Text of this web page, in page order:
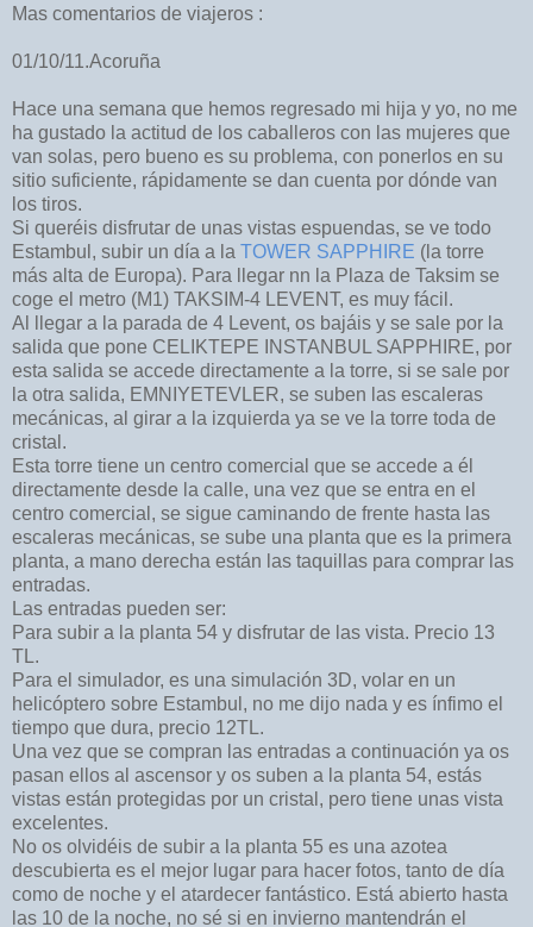
Mas comentarios de viajeros :
01/10/11.Acoruña
Hace una semana que hemos regresado mi hija y yo, no me
ha gustado la actitud de los caballeros con las mujeres que
van solas, pero bueno es su problema, con ponerlos en su
sitio suficiente, rápidamente se dan cuenta por dónde van
los tiros.
Si queréis disfrutar de unas vistas espuendas, se ve todo
Estambul, subir un día a la TOWER SAPPHIRE (la torre
más alta de Europa). Para llegar nn la Plaza de Taksim se
coge el metro (M1) TAKSIM-4 LEVENT, es muy fácil.
Al llegar a la parada de 4 Levent, os bajáis y se sale por la
salida que pone CELIKTEPE INSTANBUL SAPPHIRE, por
esta salida se accede directamente a la torre, si se sale por
la otra salida, EMNIYETEVLER, se suben las escaleras
mecánicas, al girar a la izquierda ya se ve la torre toda de
cristal.
Esta torre tiene un centro comercial que se accede a él
directamente desde la calle, una vez que se entra en el
centro comercial, se sigue caminando de frente hasta las
escaleras mecánicas, se sube una planta que es la primera
planta, a mano derecha están las taquillas para comprar las
entradas.
Las entradas pueden ser:
Para subir a la planta 54 y disfrutar de las vista. Precio 13
TL.
Para el simulador, es una simulación 3D, volar en un
helicóptero sobre Estambul, no me dijo nada y es ínfimo el
tiempo que dura, precio 12TL.
Una vez que se compran las entradas a continuación ya os
pasan ellos al ascensor y os suben a la planta 54, estás
vistas están protegidas por un cristal, pero tiene unas vista
excelentes.
No os olvidéis de subir a la planta 55 es una azotea
descubierta es el mejor lugar para hacer fotos, tanto de día
como de noche y el atardecer fantástico. Está abierto hasta
las 10 de la noche, no sé si en invierno mantendrán el